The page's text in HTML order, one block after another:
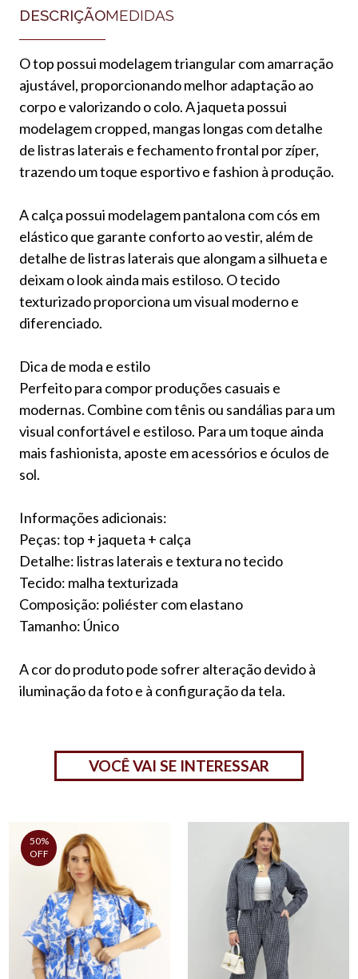
DESCRIÇÃOMEDIDAS
O top possui modelagem triangular com amarração
ajustável, proporcionando melhor adaptação ao
corpo e valorizando o colo. A jaqueta possui
modelagem cropped, mangas longas com detalhe
de listras laterais e fechamento frontal por zíper,
trazendo um toque esportivo e fashion à produção.
A calça possui modelagem pantalona com cós em
elástico que garante conforto ao vestir, além de
detalhe de listras laterais que alongam a silhueta e
deixam o look ainda mais estiloso. O tecido
texturizado proporciona um visual moderno e
diferenciado.
Dica de moda e estilo
Perfeito para compor produções casuais e
modernas. Combine com tênis ou sandálias para um
visual confortável e estiloso. Para um toque ainda
mais fashionista, aposte em acessórios e óculos de
sol.
Informações adicionais:
Peças: top + jaqueta + calça
Detalhe: listras laterais e textura no tecido
Tecido: malha texturizada
Composição: poliéster com elastano
Tamanho: Único
A cor do produto pode sofrer alteração devido à
iluminação da foto e à configuração da tela.
VOCÊ VAI SE INTERESSAR
50%
OFF